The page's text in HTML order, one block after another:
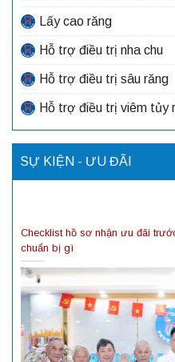
Lấy cao răng
Hỗ trợ điều trị nha chu
Hỗ trợ điều trị sâu răng
Hỗ trợ điều trị viêm tủy
SỰ KIỆN - ƯU ĐÃI
Checklist hồ sơ nhận ưu đãi
chuẩn bị gì